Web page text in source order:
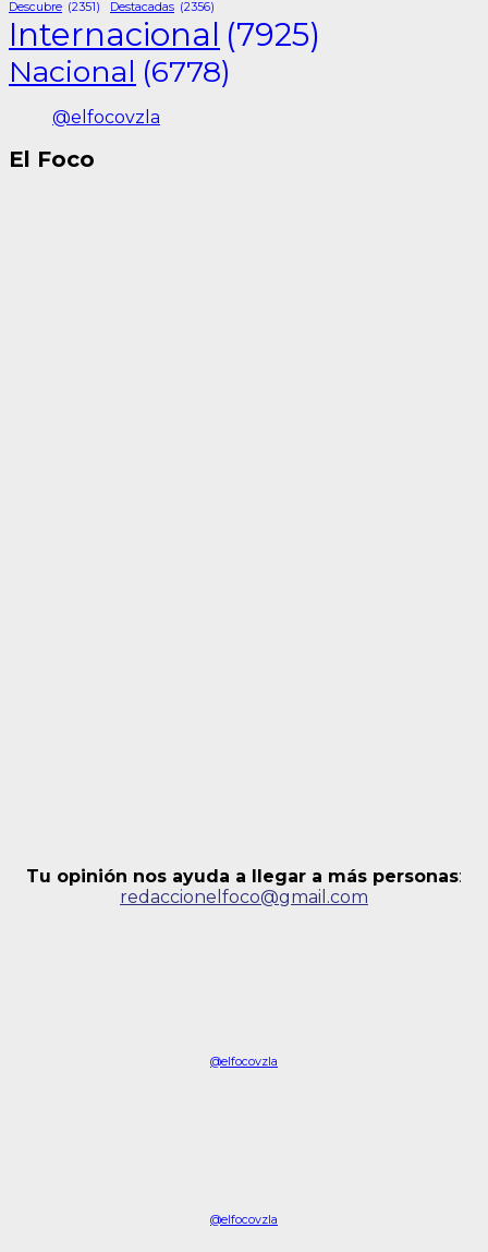
Descubre (2351) Destacadas (2356)
Internacional (7925)
Nacional (6778)
@elfocovzla
El Foco
Tu opinión nos ayuda a llegar a más personas:
redaccionelfoco@gmail.com
@elfocovzla
@elfocovzla